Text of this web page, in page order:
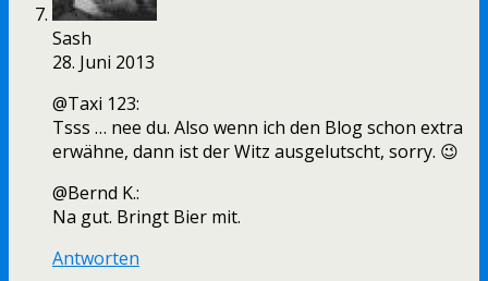
Sash
28. Juni 2013
@Taxi 123:
Tsss … nee du. Also wenn ich den Blog schon extra
erwähne, dann ist der Witz ausgelutscht, sorry. 😉
@Bernd K.:
Na gut. Bringt Bier mit.
Antworten